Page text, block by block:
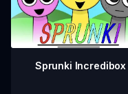
Sprunki Incredibox